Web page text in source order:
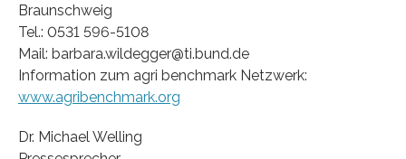
Braunschweig
Tel.: 0531 596-5108
Mail: barbara.wildegger@ti.bund.de
Information zum agri benchmark Netzwerk:
www.agribenchmark.org
Dr. Michael Welling